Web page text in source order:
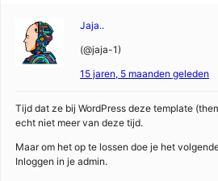
Jaja..
(@jaja-1)
15 jaren, 5 maanden geleden
Tijd dat ze bij WordPress deze template
echt niet meer van deze tijd.
Maar om het op te lossen doe je het
Inloggen in je admin.